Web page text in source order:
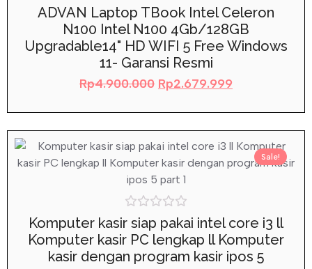
Rated
0
out
of
5
ADVAN Laptop TBook Intel Celeron
N100 Intel N100 4Gb/128GB
Upgradable14" HD WIFI 5 Free Windows
11- Garansi Resmi
Rp4.900.000 Rp2.679.999
Sale!
Rated
out
5
Komputer kasir siap pakai intel core i3 ll
Komputer kasir PC lengkap ll Komputer
kasir dengan program kasir ipos 5